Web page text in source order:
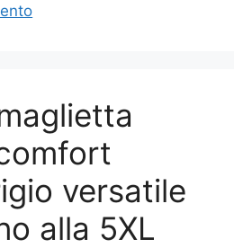
versatile
alla 5XL